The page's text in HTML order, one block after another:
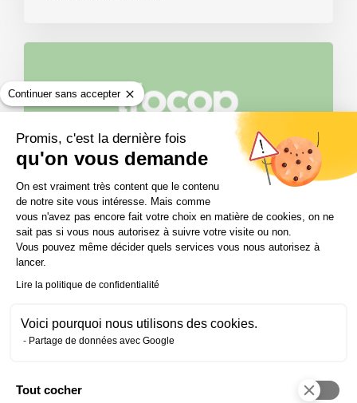
Continuer sans accepter
Promis, c'est la dernière fois
qu'on vous demande
Plateforme de Gestion du
On est vraiment très content que le contenu
de notre site vous intéresse. Mais comme
vous n'avez pas encore fait votre choix en matière de cookies, on ne
sait pas si vous nous autorisez à suivre votre visite ou non.
Vous pouvez même décider quels services vous nous autorisez à
lancer.
Lire la politique de confidentialité
Voici pourquoi nous utilisons des cookies.
Partage de données avec Google
Tout cocher
ACTUALITÉ DES FORMATIONS
Responsable logistique : un métier
qui réserve de belles surprises
Responsable logistique : ce métier auquel on
ne pense jamais, mais qui réserve pourtant de